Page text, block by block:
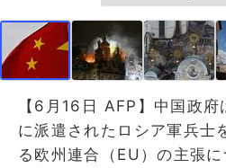
【6月16日 AFP】中国政
に派遣されたロシア軍兵士
る欧州連合（EU）の主張